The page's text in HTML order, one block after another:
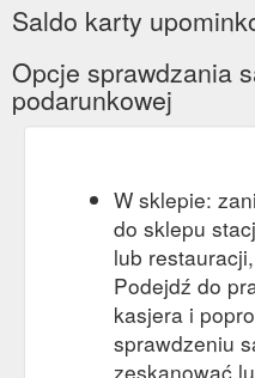
Saldo karty
Opcje sprawdzania
podarunkowej
W sklepie:
do sklepu
lub
Podejdź do
kasjera i
sprawdzeniu
zeskanować